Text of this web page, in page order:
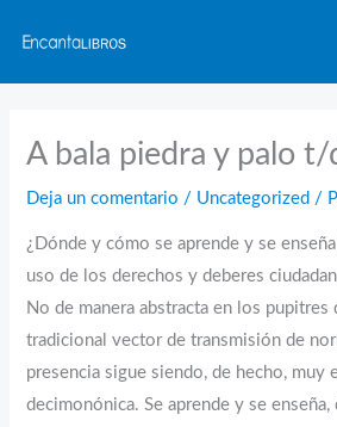
contenido
A bala piedra y palo t/
Deja un comentario / Uncategorized /
¿Dónde y cómo se aprende y se
uso de los derechos y deberes
No de manera abstracta en los pupitres
tradicional vector de transmisión de
presencia sigue siendo, de hecho, muy
decimonónica. Se aprende y se enseña,